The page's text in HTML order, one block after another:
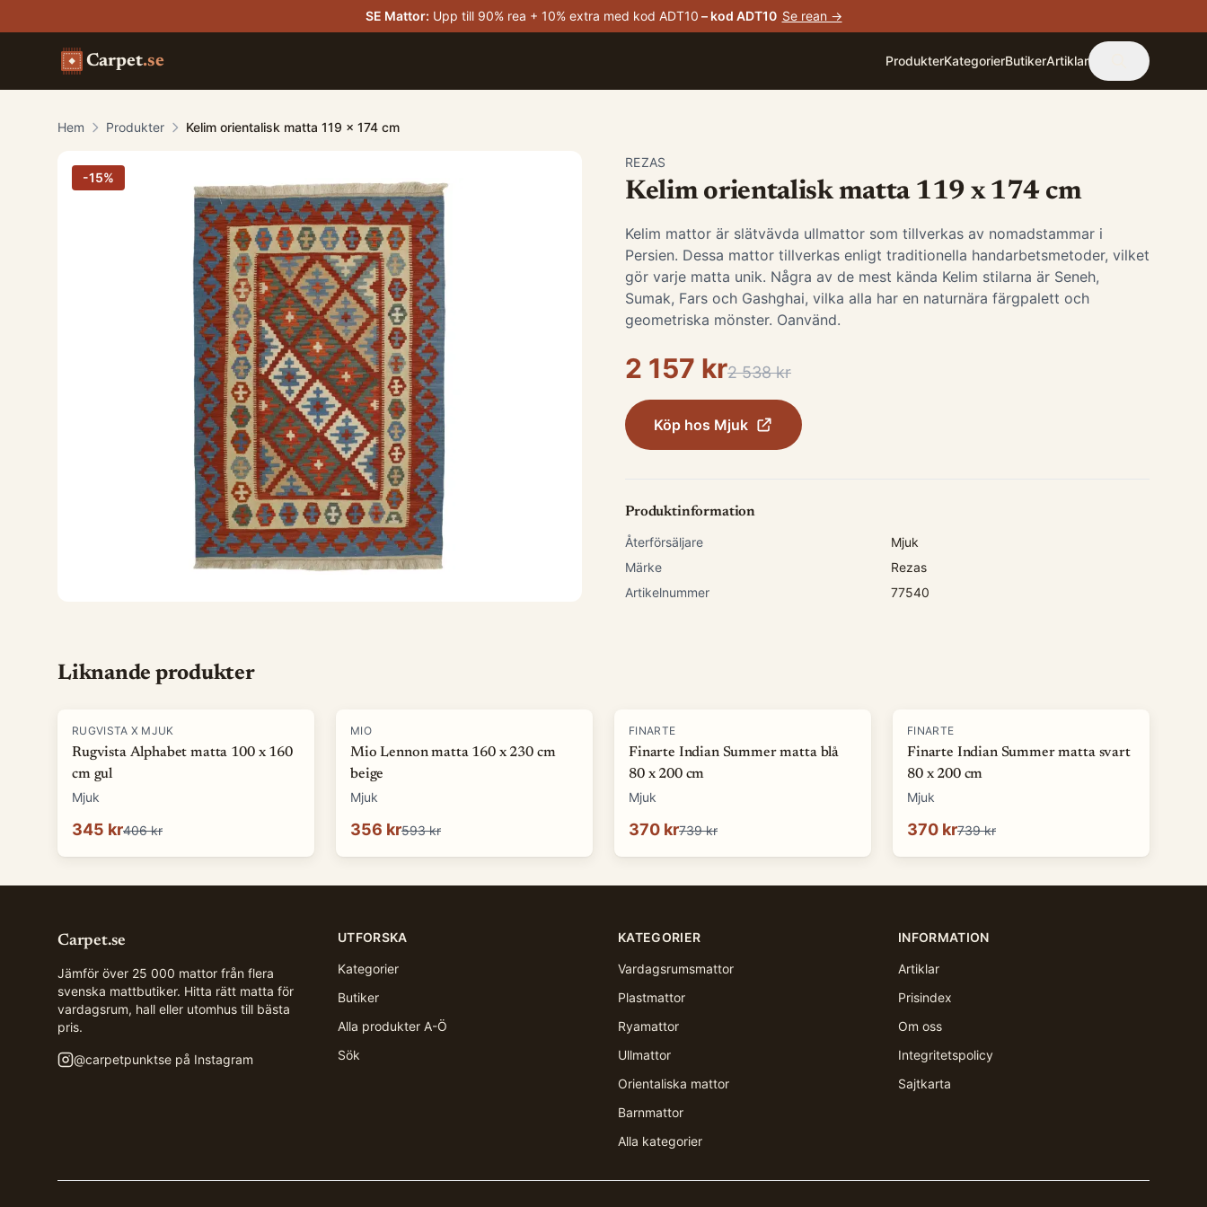
SE Mattor: Upp till 90% rea + 10% extra med kod ADT10 – kod ADT10 Se rean →
Carpet.se ProdukterKategorierButikerArtiklar
Hem Produkter Kelim orientalisk matta 119 x 174 cm
-15%
REZAS
Kelim orientalisk matta 119 x 174 cm
Kelim mattor är slätvävda ullmattor som tillverkas av nomadstammar i
Persien. Dessa mattor tillverkas enligt traditionella handarbetsmetoder, vilket
gör varje matta unik. Några av de mest kända Kelim stilarna är Seneh,
Sumak, Fars och Gashghai, vilka alla har en naturnära färgpalett och
geometriska mönster. Oanvänd.
2 157 kr2 538 kr
Köp hos Mjuk
Produktinformation
Återförsäljare
Mjuk
Märke
Rezas
Artikelnummer
77540
Liknande produkter
-15%
RUGVISTA X MJUK
Rugvista Alphabet matta 100 x 160
cm gul
Mjuk
345 kr406 kr
-40%
MIO
Mio Lennon matta 160 x 230 cm
beige
Mjuk
356 kr593 kr
-50 %
FINARTE
Finarte Indian Summer matta blå
80 x 200 cm
Mjuk
370 kr739 kr
-50 %
FINARTE
Finarte Indian Summer matta svart
80 x 200 cm
Mjuk
370 kr739 kr
Carpet.se
Jämför över 25 000 mattor från flera
svenska mattbutiker. Hitta rätt matta för
vardagsrum, hall eller utomhus till bästa
pris.
@carpetpunktse på Instagram
UTFORSKA
Kategorier
Butiker
Alla produkter A-Ö
Sök
KATEGORIER
Vardagsrumsmattor
Plastmattor
Ryamattor
Ullmattor
Orientaliska mattor
Barnmattor
Alla kategorier
INFORMATION
Artiklar
Prisindex
Om oss
Integritetspolicy
Sajtkarta